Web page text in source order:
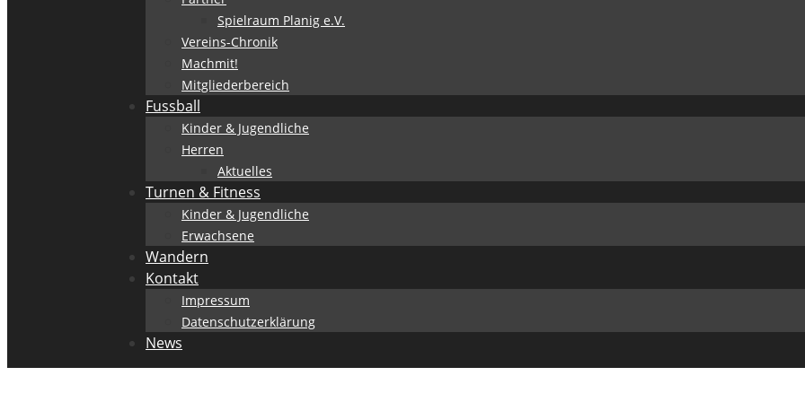
Spielraum Planig e.V.
Vereins-Chronik
Machmit!
Mitgliederbereich
Fussball
Kinder & Jugendliche
Herren
Aktuelles
Turnen & Fitness
Kinder & Jugendliche
Erwachsene
Wandern
Kontakt
Impressum
Datenschutzerklärung
News